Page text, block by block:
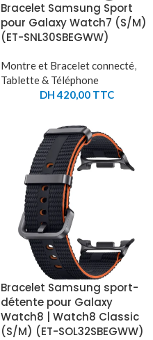
Bracelet Samsung Sport
pour Galaxy Watch7 (S/M)
(ET-SNL30SBEGWW)
Montre et Bracelet connecté,
Tablette & Téléphone
DH420,00 TTC
Bracelet Samsung sport-
détente pour Galaxy
Watch8 | Watch8 Classic
(S/M) (ET-SOL32SBEGWW)